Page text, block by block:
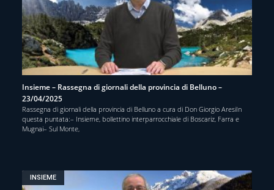
Insieme – Rassegna di giornali della provincia di Belluno –
23/04/2025
Rassegna di giornali della provincia di Belluno a cura di Don Giorgio AresiIn
questa puntata:– Insieme, bollettino interparrocchiale di Boscariz, Farra e
Mugnai– Sul Monte,
INSIEME